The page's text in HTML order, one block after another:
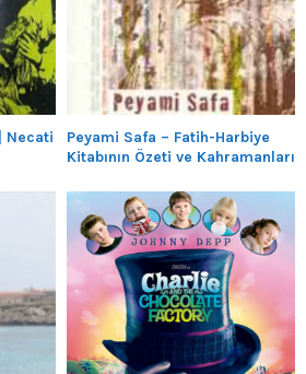
Necati
Peyami Safa – Fatih-Harbiye
Kitabının Özeti ve Kahramanları